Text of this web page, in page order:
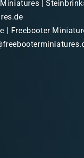
|
| Freebooter